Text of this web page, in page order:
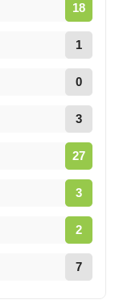
18
1
0
3
27
3
2
7